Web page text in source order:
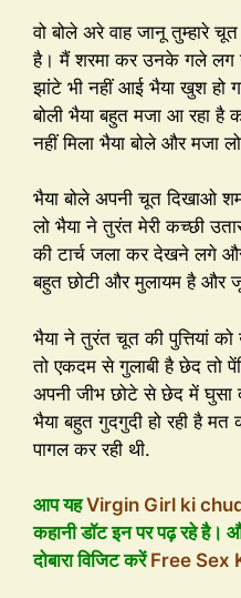
वो बोले अरे वाह जानू तुम्हारे
है। मैं शरमा कर उनके गले लग
झांटे भी नहीं आई भैया खुश हो
बोली भैया बहुत मजा आ रहा है
नहीं मिला भैया बोले और मजा
भैया बोले अपनी चूत दिखाओ
लो भैया ने तुरंत मेरी कच्छी
की टार्च जला कर देखने लगे
बहुत छोटी और मुलायम है और
भैया ने तुरंत चूत की पुत्तियां को
तो एकदम से गुलाबी है छेद तो
अपनी जीभ छोटे से छेद में घुसा
भैया बहुत गुदगुदी हो रही है
पागल कर रही थी.
आप यहVirgin Girl ki
कहानी डॉट इन पर पढ़ रहे है।
दोबारा विजिट करेंFree Sex